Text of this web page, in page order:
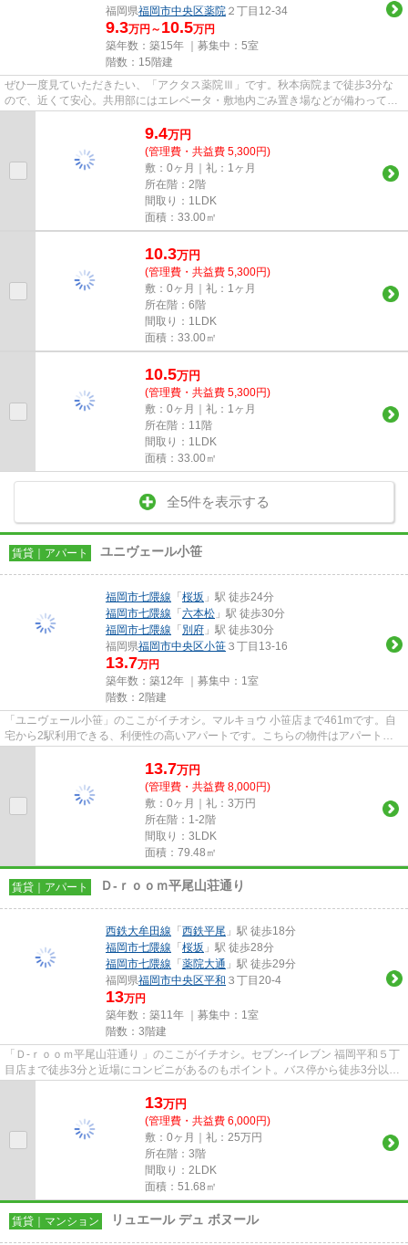
福岡県福岡市中央区薬院 ２丁目12-34
9.3万円～ 10.5万円
築年数：築15年 ｜募集中： 5室
階数：15階建
ぜひ一度見ていただきたい、「アクタス薬院Ⅲ」です。秋本病院まで徒歩3分な
ので、近くて安心。共用部にはエレベータ・敷地内ごみ置き場などが備わってお
りとても充実しています。地上1...
9.4万円
(管理費・共益費 5,300円)
敷：0ヶ月｜礼：1ヶ月
所在階：2階
間取り：1LDK
面積：33.00㎡
10.3万円
(管理費・共益費 5,300円)
敷：0ヶ月｜礼：1ヶ月
所在階：6階
間取り：1LDK
面積：33.00㎡
10.5万円
(管理費・共益費 5,300円)
敷：0ヶ月｜礼：1ヶ月
所在階：11階
間取り：1LDK
面積：33.00㎡
全5件を表示する
賃貸｜アパート ユニヴェール小笹
福岡市七隈線 「桜坂 」駅 徒歩24分
福岡市七隈線 「六本松 」駅 徒歩30分
福岡市七隈線 「別府 」駅 徒歩30分
福岡県福岡市中央区小笹 ３丁目13-16
13.7万円
築年数：築12年 ｜募集中： 1室
階数：2階建
「ユニヴェール小笹」のここがイチオシ。マルキョウ 小笹店まで461mです。自
宅から2駅利用できる、利便性の高いアパートです。こちらの物件はアパートで
す。物件の種類や条件などは、...
13.7万円
(管理費・共益費 8,000円)
敷：0ヶ月｜礼：3万円
所在階：1-2階
間取り：3LDK
面積：79.48㎡
賃貸｜アパート Ｄ-ｒｏｏｍ平尾山荘通り
西鉄大牟田線 「西鉄平尾 」駅 徒歩18分
福岡市七隈線 「桜坂 」駅 徒歩28分
福岡市七隈線 「薬院大通 」駅 徒歩29分
福岡県福岡市中央区平和 ３丁目20-4
13万円
築年数：築11年 ｜募集中： 1室
階数：3階建
「Ｄ-ｒｏｏｍ平尾山荘通り 」のここがイチオシ。セブン‐イレブン 福岡平和５丁
目店まで徒歩3分と近場にコンビニがあるのもポイント。バス停から徒歩3分以内
の場所に立地います。道が...
13万円
(管理費・共益費 6,000円)
敷：0ヶ月｜礼：25万円
所在階：3階
間取り：2LDK
面積：51.68㎡
賃貸｜マンション リュエール デュ ボヌール